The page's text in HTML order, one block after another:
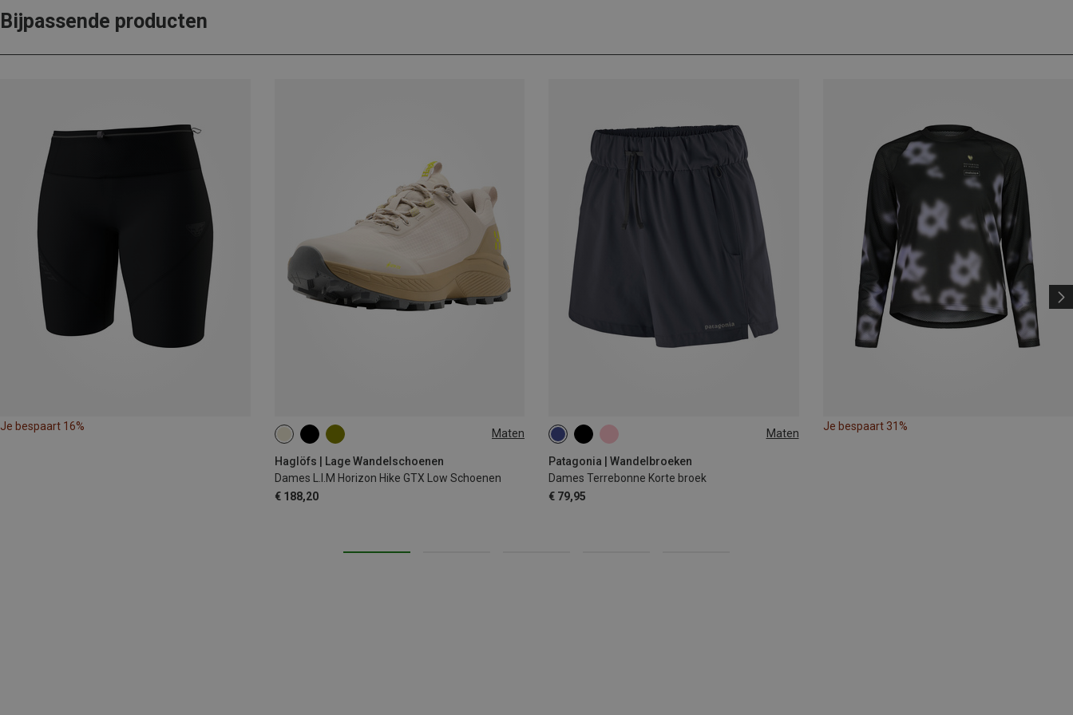
Bijpassende producten
Je bespaart 16%
Maten
Haglöfs | Lage Wandelschoenen
Dames L.I.M Horizon Hike GTX Low Schoenen
€ 188,20
Maten
Patagonia | Wandelbroeken
Dames Terrebonne Korte broek
€ 79,95
XS L XL
Je bespaart 31%